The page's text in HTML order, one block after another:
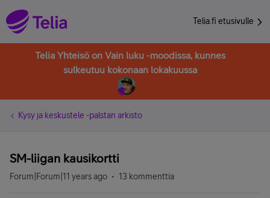
Telia.fi etusivulle
Telia Yhteisö on Vain luku -moodissa, kunnes
sulkeutuu kokonaan lokakuussa
Kysy ja keskustele -palstan arkisto
SM-liigan kausikortti
Forum|Forum|11 years ago 13 kommenttia